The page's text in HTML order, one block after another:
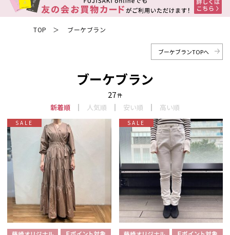
TOP ＞ ブーケブラン
ブーケブランTOPへ
ブーケブラン
27件
新着順 人気順 安い順 高い順
SALE SALE